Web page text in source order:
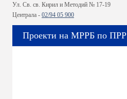
Ул. Св. св. Кирил и Методий № 17-19
Централа - 02/94 05 900
Проекти на МРРБ по ПРР